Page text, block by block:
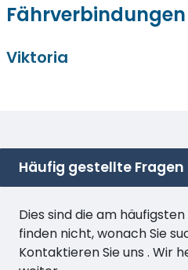
Fährverbindungen
Viktoria
Häufig gestellte
Dies sind die am
finden nicht, wonach Sie
Kontaktieren Sie uns . Wir